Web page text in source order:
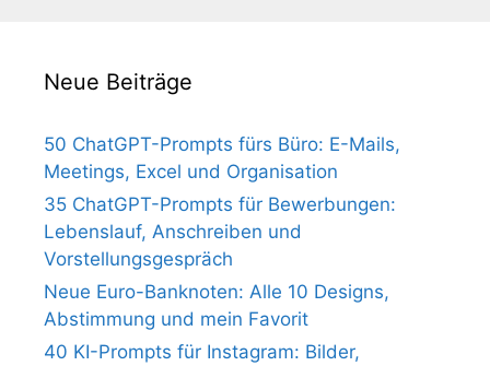
Neue Beiträge
50 ChatGPT-Prompts fürs Büro: E-Mails,
Meetings, Excel und Organisation
35 ChatGPT-Prompts für Bewerbungen:
Lebenslauf, Anschreiben und
Vorstellungsgespräch
Neue Euro-Banknoten: Alle 10 Designs,
Abstimmung und mein Favorit
40 KI-Prompts für Instagram: Bilder,